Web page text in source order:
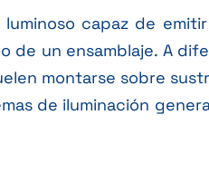
capaz de
un ensamblaje. A
montarse sobre
de iluminación